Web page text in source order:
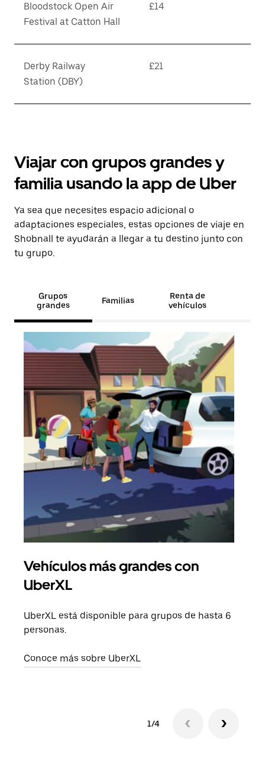
Bloodstock Open Air
Festival at Catton Hall
£14
Derby Railway
Station (DBY)
£21
Viajar con grupos grandes y
familia usando la app de Uber
Ya sea que necesites espacio adicional o
adaptaciones especiales, estas opciones de viaje en
Shobnall te ayudarán a llegar a tu destino junto con
tu grupo.
Grupos
grandes
Familias
Renta de
vehículos
Vehículos más grandes con
UberXL
UberXL está disponible para grupos de hasta 6
personas.
Conoce más sobre UberXL
1/4